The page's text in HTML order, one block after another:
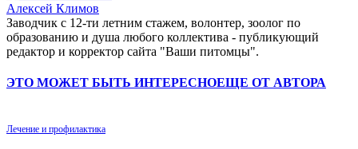
Алексей Климов
Заводчик c 12-ти летним стажем, волонтер, зоолог по
образованию и душа любого коллектива - публикующий
редактор и корректор сайта "Ваши питомцы".
ЭТО МОЖЕТ БЫТЬ ИНТЕРЕСНОЕЩЕ ОТ АВТОРА
Лечение и профилактика